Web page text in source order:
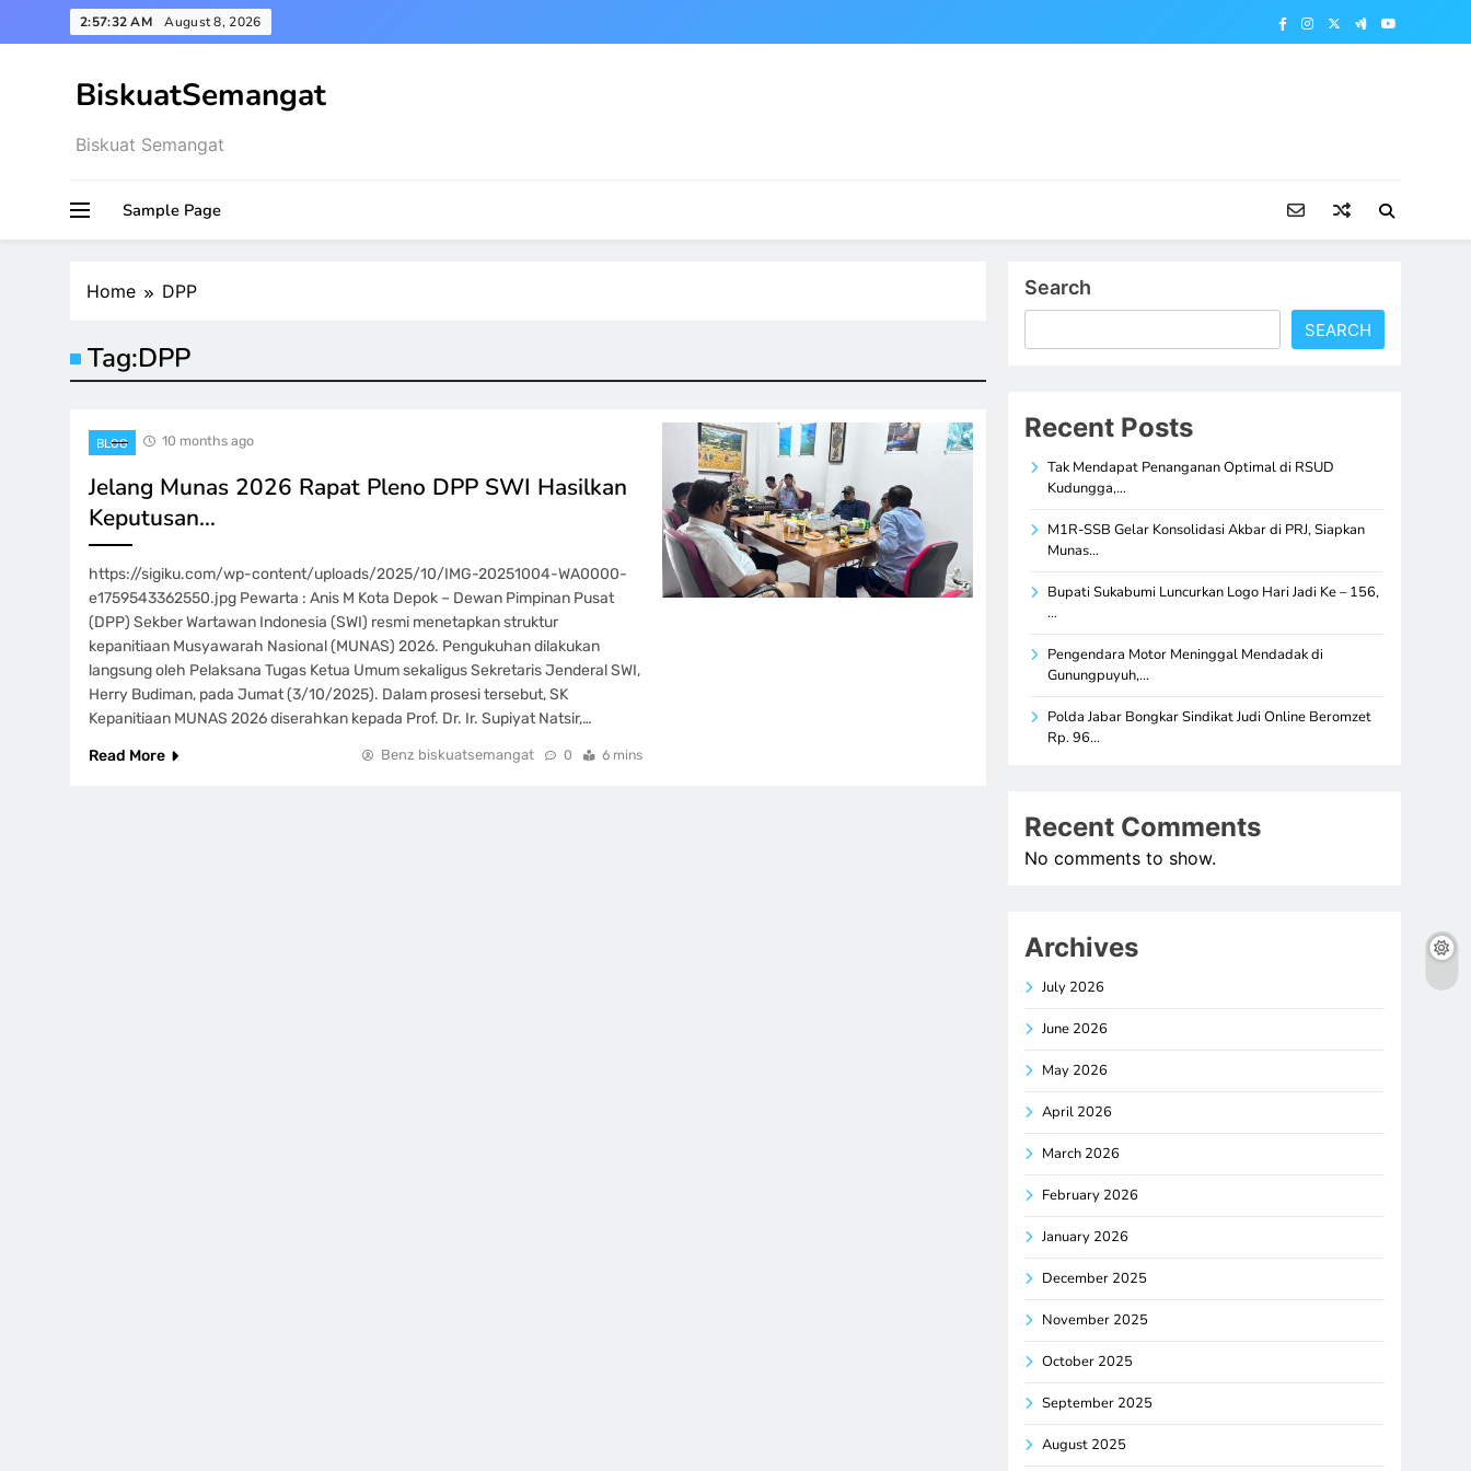
to
2:57:32 AM August 8, 2026
BiskuatSemangat
Biskuat Semangat
Sample Page
Home DPP
Tag:DPP
BLOG 10 months ago
Jelang Munas 2026 Rapat Pleno DPP SWI Hasilkan
Keputusan…
https://sigiku.com/wp-content/uploads/2025/10/IMG-20251004-WA0000-
e1759543362550.jpg Pewarta : Anis M Kota Depok – Dewan Pimpinan Pusat
(DPP) Sekber Wartawan Indonesia (SWI) resmi menetapkan struktur
kepanitiaan Musyawarah Nasional (MUNAS) 2026. Pengukuhan dilakukan
langsung oleh Pelaksana Tugas Ketua Umum sekaligus Sekretaris Jenderal SWI,
Herry Budiman, pada Jumat (3/10/2025). Dalam prosesi tersebut, SK
Kepanitiaan MUNAS 2026 diserahkan kepada Prof. Dr. Ir. Supiyat Natsir,…
Read More
Benz biskuatsemangat 0 6 mins
Search
SEARCH
Recent Posts
Tak Mendapat Penanganan Optimal di RSUD
Kudungga,…
M1R-SSB Gelar Konsolidasi Akbar di PRJ, Siapkan
Munas…
Bupati Sukabumi Luncurkan Logo Hari Jadi Ke – 156,
…
Pengendara Motor Meninggal Mendadak di
Gunungpuyuh,…
Polda Jabar Bongkar Sindikat Judi Online Beromzet
Rp. 96…
Recent Comments
No comments to show.
Archives
July 2026
June 2026
May 2026
April 2026
March 2026
February 2026
January 2026
December 2025
November 2025
October 2025
September 2025
August 2025